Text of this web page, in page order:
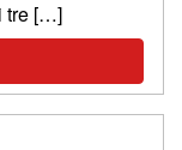
tre […]